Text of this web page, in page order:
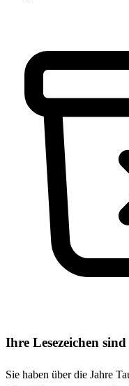
Ihre Lesezeichen
Sie haben über die Jahre